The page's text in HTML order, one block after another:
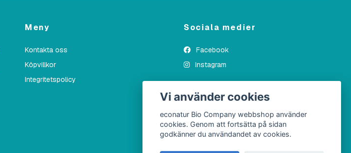
Meny
Kontakta oss
Köpvillkor
Integritetspolicy
Sociala medier
Facebook
Instagram
Vi använder cookies
econatur Bio Company webbshop använder
cookies. Genom att fortsätta på sidan
godkänner du användandet av cookies.